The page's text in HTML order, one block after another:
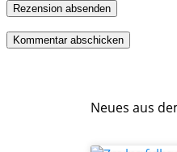
Rezension absenden
Neues aus